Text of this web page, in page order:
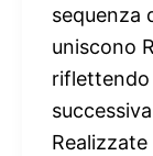
sequenza
uniscono
riflettendo